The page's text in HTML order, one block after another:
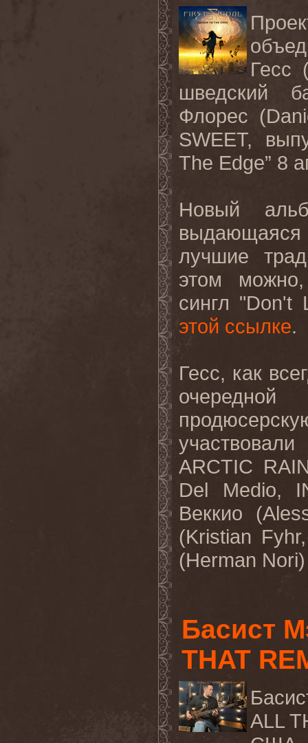
Гесс
шведский
Флорес
SWEET,
The Edge” 8
Новый
лучшие
этом
сингл "Don't
этой ссылке.
Гесс, как
ARCTIC
Del
Medio,
Веккио (
(Kristian Fyhr
(Herman Nori
Басист
THAT
ALL